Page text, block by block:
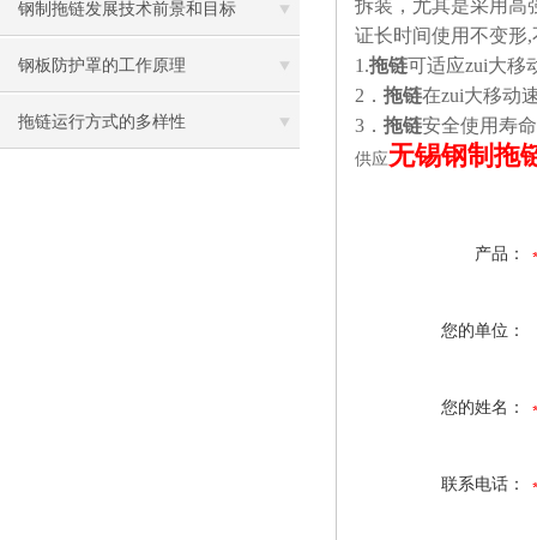
钢制拖链发展技术前景和目标
钢板防护罩的工作原理
拖链运行方式的多样性
拆装，尤其是采用高
证长时间使用不变形
1.拖链可适应zui大移
2 ． 拖链在zui大移动
3． 拖链安全使用寿
供应无锡钢制拖
产品：
您的单位：
您的姓名：
联系电话：